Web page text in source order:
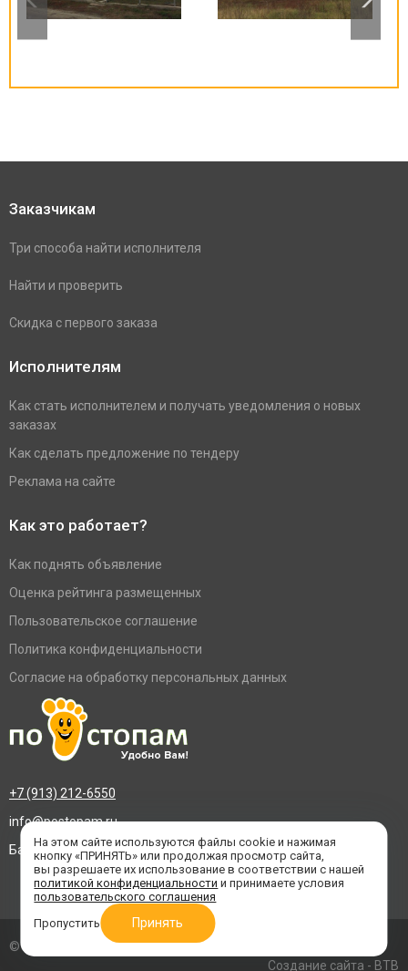
Заказчикам
Три способа найти исполнителя
Найти и проверить
Скидка с первого заказа
Исполнителям
Как стать исполнителем и получать уведомления о новых
заказах
Как сделать предложение по тендеру
Реклама на сайте
Как это работает?
Как поднять объявление
Оценка рейтинга размещенных
Пользовательское соглашение
Политика конфиденциальности
Согласие на обработку персональных данных
+7 (913) 212-6550
info@postopam.ru
Барнаул, пр. Социалистический 109, оф.455
© 2016–2026 «По стопам»
Создание сайта - BTB
На этом сайте используются файлы cookie и нажимая
кнопку «ПРИНЯТЬ» или продолжая просмотр сайта,
вы разрешаете их использование в соответствии с нашей
политикой конфиденциальности и принимаете условия
пользовательского соглашения
Пропустить
Принять